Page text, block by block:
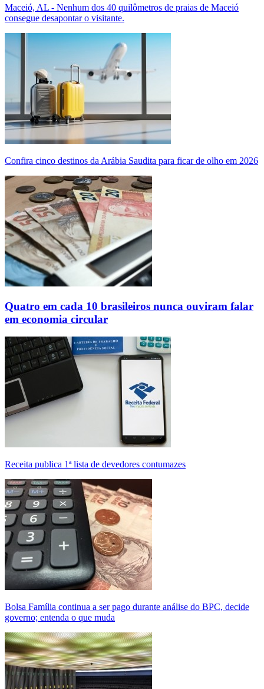
Maceió, AL - Nenhum dos 40 quilômetros de praias de Maceió
consegue desapontar o visitante.
Confira cinco destinos da Arábia Saudita para ficar de olho em 2026
Quatro em cada 10 brasileiros nunca ouviram falar
em economia circular
Receita publica 1ª lista de devedores contumazes
Bolsa Família continua a ser pago durante análise do BPC, decide
governo; entenda o que muda